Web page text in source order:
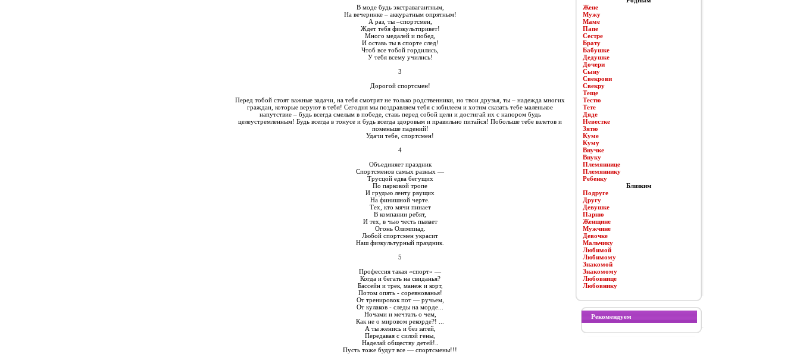
В моде будь экстравагантным,
На вечеринке – аккуратным опрятным!
А раз, ты –спортсмен,
Ждет тебя физкультпривет!
Много медалей и побед,
И оставь ты в спорте след!
Чтоб все тобой гордились,
У тебя всему учились!
3
Дорогой спортсмен!
Перед тобой стоят важные задачи, на тебя смотрят не только родственники, но твои друзья, ты – надежда многих
граждан, которые веруют в тебя! Сегодня мы поздравляем тебя с юбилеем и хотим сказать тебе маленькое
напутствие – будь всегда смелым в победе, ставь перед собой цели и достигай их с напором будь
целеустремленным! Будь всегда в тонусе и будь всегда здоровым и правильно питайся! Побольше тебе взлетов и
поменьше падений!
Удачи тебе, спортсмен!
4
Объединяет праздник
Спортсменов самых разных —
Трусцой едва бегущих
По парковой тропе
И грудью ленту рвущих
На финишной черте.
Тех, кто мячи пинает
В компании ребят,
И тех, в чью честь пылает
Огонь Олимпиад.
Любой спортсмен украсит
Наш физкультурный праздник.
5
Профессия такая «спорт» —
Когда и бегать на свиданья?
Бассейн и трек, манеж и корт,
Потом опять - соревнованья!
От тренировок пот — ручьем,
От кулаков - следы на морде...
Ночами и мечтать о чем,
Как не о мировом рекорде?! ...
А ты женись и без затей,
Передавая с силой гены,
Наделай обществу детей!..
Пусть тоже будут все — спортсмены!!!
Жене
Мужу
Маме
Папе
Сестре
Брату
Бабушке
Дедушке
Дочери
Сыну
Свекрови
Свекру
Теще
Тестю
Тете
Дяде
Невестке
Зятю
Куме
Куму
Внучке
Внуку
Племяннице
Племяннику
Ребенку
Близким
Подруге
Другу
Девушке
Парню
Женщине
Мужчине
Девочке
Мальчику
Любимой
Любимому
Знакомой
Знакомому
Любовнице
Любовнику
Рекомендуем